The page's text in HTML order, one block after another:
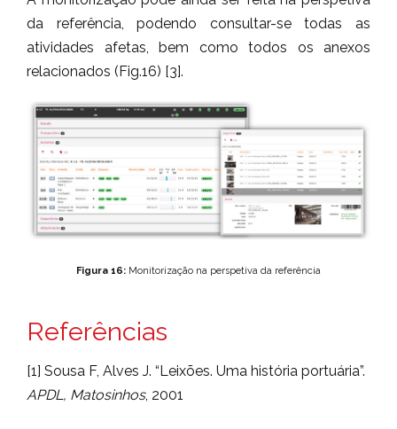
da referência, podendo consultar-se todas as
atividades afetas, bem como todos os anexos
relacionados (Fig.16) [3].
Figura 16: Monitorização na perspetiva da referência
Referências
[1] Sousa F, Alves J. “Leixões. Uma história portuária”.
APDL, Matosinhos, 2001